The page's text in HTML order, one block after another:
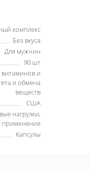
комплекс
Без вкуса
Для мужчин
90 шт
и
и обмена
веществ
США
нагрузки,
применение
Капсулы